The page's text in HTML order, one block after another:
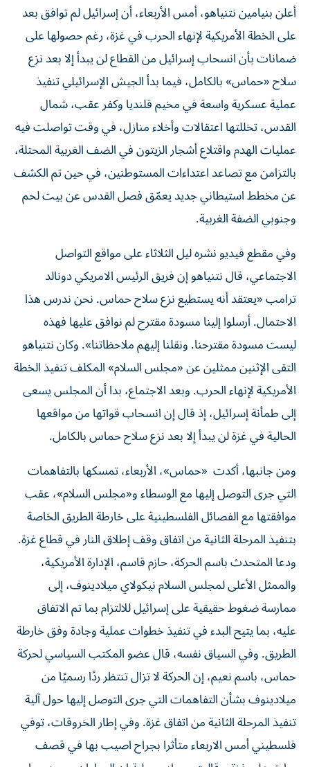
أعلن بنيامين نتنياهو، أمس الأربعاء، أن إسرائيل لم توافق بعد
على الخطة الأمريكية لإنهاء الحرب في غزة، رغم حصولها على
ضمانات بأن انسحاب إسرائيل من القطاع لن يبدأ إلا بعد نزع
سلاح «حماس» بالكامل، فيما بدأ الجيش الإسرائيلي تنفيذ
عملية عسكرية واسعة في مخيم قلنديا وكفر عقب، شمال
القدس، تخللتها اعتقالات وأخلاء منازل، في وقت تواصلت فيه
عمليات الهدم واقتلاع أشجار الزيتون في الضف الغربية المحتلة،
بالتزامن مع تصاعد اعتداءات المستوطنين، في حين تم الكشف
عن مخطط استيطاني جديد يعمّق فصل القدس عن بيت لحم
وجنوبي الضفة الغربية.
وفي مقطع فيديو نشره ليل الثلاثاء على مواقع التواصل
الاجتماعي، قال نتنياهو إن فريق الرئيس الامريكي دونالد
ترامب «يعتقد أنه يستطيع نزع سلاح حماس. نحن ندرس هذا
الاحتمال. أرسلوا إلينا مسودة مقترح لم نوافق عليها فهذه
ليست مسودة مقترحنا. ونقلنا إليهم ملاحظاتنا». وكان نتنياهو
التقى الإثنين ممثلين عن «مجلس السلام» المكلف تنفيذ الخطة
الأمريكية لإنهاء الحرب. وبعد الاجتماع، بدا أن المجلس يسعى
إلى طمأنة إسرائيل، إذ قال إن انسحاب قواتها من مواقعها
الحالية في غزة لن يبدأ إلا بعد نزع سلاح حماس بالكامل.
ومن جانبها، أكدت «حماس»، الأربعاء، تمسكها بالتفاهمات
التي جرى التوصل إليها مع الوسطاء و«مجلس السلام»، عقب
موافقتها مع الفصائل الفلسطينية على خارطة الطريق الخاصة
بتنفيذ المرحلة الثانية من اتفاق وقف إطلاق النار في قطاع غزة.
ودعا المتحدث باسم الحركة، حازم قاسم، الإدارة الأمريكية،
والممثل الأعلى لمجلس السلام نيكولاي ميلادينوف، إلى
ممارسة ضغوط حقيقية على إسرائيل للالتزام بما تم الاتفاق
عليه، بما يتيح البدء في تنفيذ خطوات عملية وجادة وفق خارطة
الطريق. وفي السياق نفسه، قال عضو المكتب السياسي لحركة
حماس، باسم نعيم، إن الحركة لا تزال تنتظر ردًا رسميًا من
ميلادينوف بشأن التفاهمات التي جرى التوصل إليها حول آلية
تنفيذ المرحلة الثانية من اتفاق غزة. وفي إطار الخروقات، توفي
فلسطيني أمس الاربعاء متأثرا بجراح اصيب بها في قصف